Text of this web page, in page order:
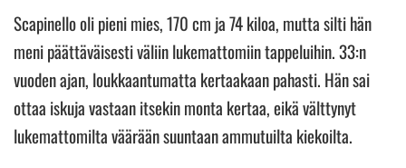
Scapinello oli pieni mies, 170 cm ja 74 kiloa, mutta silti hän
meni päättäväisesti väliin lukemattomiin tappeluihin. 33:n
vuoden ajan, loukkaantumatta kertaakaan pahasti. Hän sai
ottaa iskuja vastaan itsekin monta kertaa, eikä välttynyt
lukemattomilta väärään suuntaan ammutuilta kiekoilta.